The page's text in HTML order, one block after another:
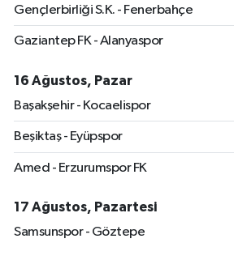
Gençlerbirliği S.K. - Fenerbahçe
Gaziantep FK - Alanyaspor
16 Ağustos, Pazar
Başakşehir - Kocaelispor
Beşiktaş - Eyüpspor
Amed - Erzurumspor FK
17 Ağustos, Pazartesi
Samsunspor - Göztepe